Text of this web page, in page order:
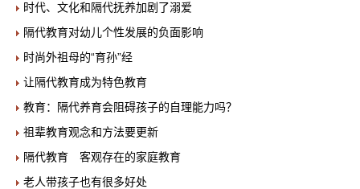
时代、文化和隔代抚养加剧了溺爱
隔代教育对幼儿个性发展的负面影响
时尚外祖母的“育孙”经
让隔代教育成为特色教育
教育：隔代养育会阻碍孩子的自理能力吗？
祖辈教育观念和方法要更新
隔代教育 客观存在的家庭教育
老人带孩子也有很多好处